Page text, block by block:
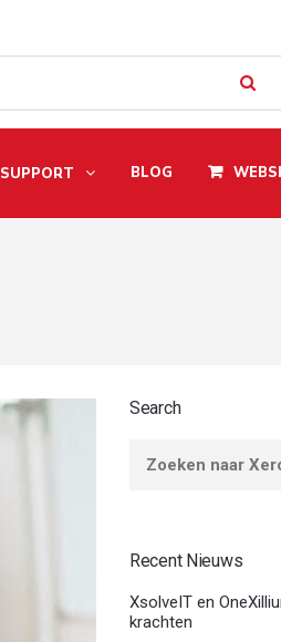
SUPPORT BLOG
Search
Recent Nieuws
XsolveIT en
krachten